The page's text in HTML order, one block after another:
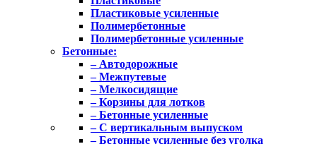
Пластиковые усиленные
Полимербетонные
Полимербетонные усиленные
Бетонные:
– Автодорожные
– Межпутевые
– Мелкосидящие
– Корзины для лотков
– Бетонные усиленные
– С вертикальным выпуском
– Бетонные усиленные без уголка